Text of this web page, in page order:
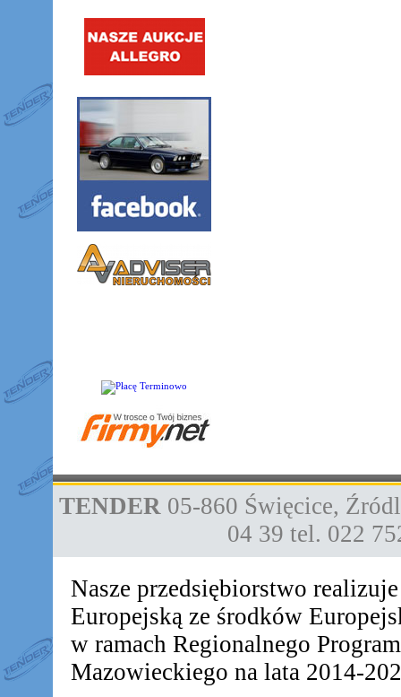
TENDER 05-860 Święcice,
04 39 tel. 022
Nasze przedsiębiorstwo
Europejską ze środków
w ramach Regionalnego
Mazowieckiego na lata 2014-